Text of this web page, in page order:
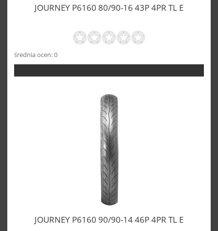
JOURNEY P6160 80/90-16 43P 4PR TL E
średnia ocen: 0
JOURNEY P6160 90/90-14 46P 4PR TL E